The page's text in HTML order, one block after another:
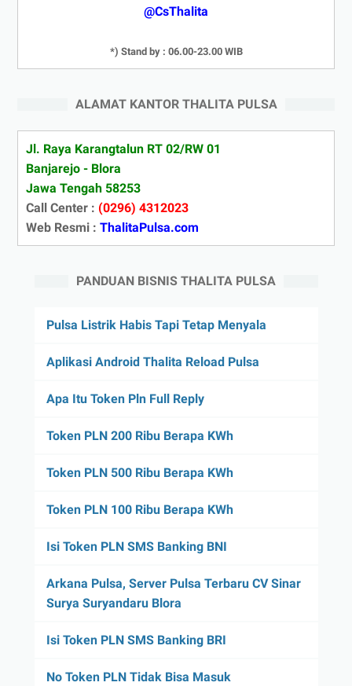
@CsThalita
*) Stand by : 06.00-23.00 WIB
ALAMAT KANTOR THALITA PULSA
Jl. Raya Karangtalun RT 02/RW 01
Banjarejo - Blora
Jawa Tengah 58253
Call Center : (0296) 4312023
Web Resmi : ThalitaPulsa.com
PANDUAN BISNIS THALITA PULSA
Pulsa Listrik Habis Tapi Tetap Menyala
Aplikasi Android Thalita Reload Pulsa
Apa Itu Token Pln Full Reply
Token PLN 200 Ribu Berapa KWh
Token PLN 500 Ribu Berapa KWh
Token PLN 100 Ribu Berapa KWh
Isi Token PLN SMS Banking BNI
Arkana Pulsa, Server Pulsa Terbaru CV Sinar
Surya Suryandaru Blora
Isi Token PLN SMS Banking BRI
No Token PLN Tidak Bisa Masuk